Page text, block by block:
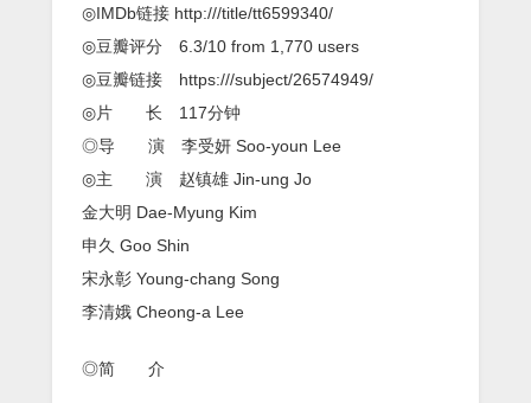
◎IMDb链接 http:///title/tt6599340/
◎豆瓣评分 6.3/10 from 1,770 users
◎豆瓣链接 https:///subject/26574949/
◎片 长 117分钟
◎导 演 李受妍 Soo-youn Lee
◎主 演 赵镇雄 Jin-ung Jo
金大明 Dae-Myung Kim
申久 Goo Shin
宋永彰 Young-chang Song
李清娥 Cheong-a Lee
◎简 介